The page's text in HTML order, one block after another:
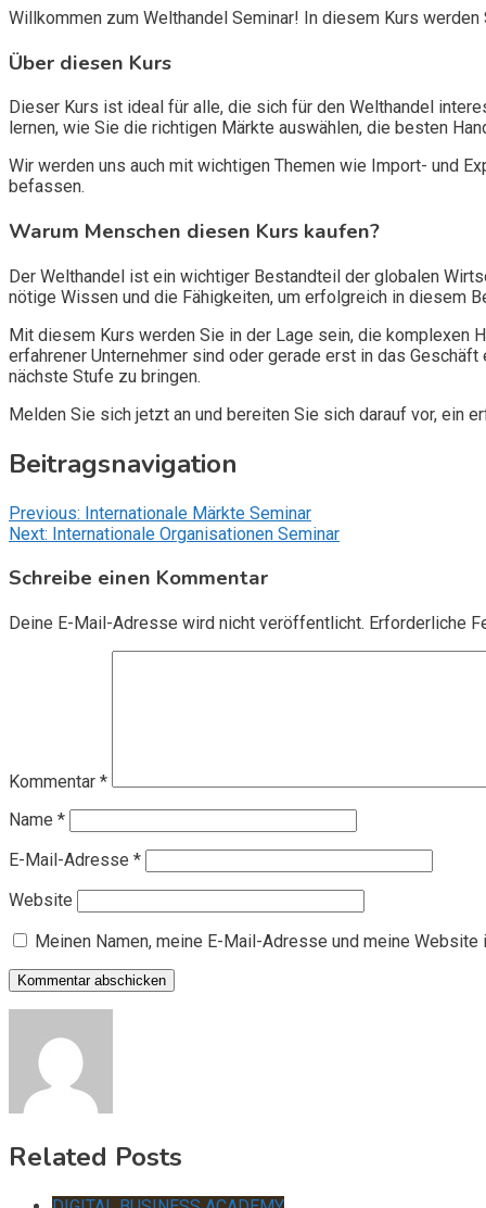
Willkommen zum Welthandel Seminar! In diesem Kurs
Über diesen Kurs
Dieser Kurs ist ideal für alle, die sich für den Welthandel
lernen, wie Sie die richtigen Märkte auswählen, die besten
Wir werden uns auch mit wichtigen Themen wie Import- und
befassen.
Warum Menschen diesen Kurs kaufen?
Der Welthandel ist ein wichtiger Bestandteil der globalen
nötige Wissen und die Fähigkeiten, um erfolgreich in diesem
Mit diesem Kurs werden Sie in der Lage sein, die komplexen
erfahrener Unternehmer sind oder gerade erst in das
nächste Stufe zu bringen.
Melden Sie sich jetzt an und bereiten Sie sich darauf vor, ein
Beitragsnavigation
Previous: Internationale Märkte Seminar
Next: Internationale Organisationen Seminar
Schreibe einen Kommentar
Deine E-Mail-Adresse wird nicht veröffentlicht. Erforderliche
Kommentar *
Name *
E-Mail-Adresse *
Website
Meinen Namen, meine E-Mail-Adresse und meine
Related Posts